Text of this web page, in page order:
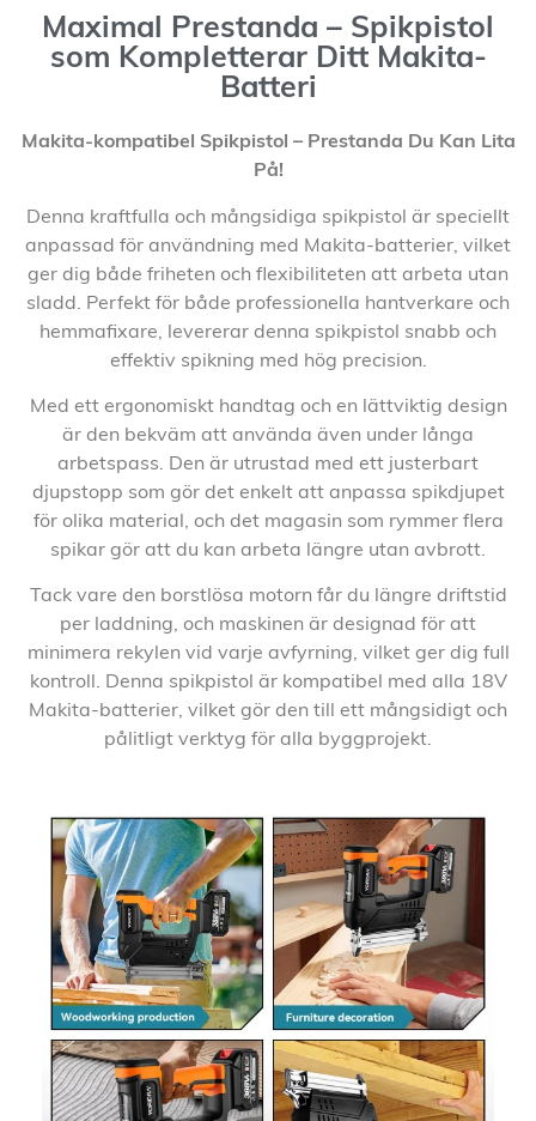
Maximal Prestanda – Spikpistol
som Kompletterar Ditt Makita-
Batteri
Makita-kompatibel Spikpistol – Prestanda Du Kan Lita
På!
Denna kraftfulla och mångsidiga spikpistol är speciellt
anpassad för användning med Makita-batterier, vilket
ger dig både friheten och flexibiliteten att arbeta utan
sladd. Perfekt för både professionella hantverkare och
hemmafixare, levererar denna spikpistol snabb och
effektiv spikning med hög precision.
Med ett ergonomiskt handtag och en lättviktig design
är den bekväm att använda även under långa
arbetspass. Den är utrustad med ett justerbart
djupstopp som gör det enkelt att anpassa spikdjupet
för olika material, och det magasin som rymmer flera
spikar gör att du kan arbeta längre utan avbrott.
Tack vare den borstlösa motorn får du längre driftstid
per laddning, och maskinen är designad för att
minimera rekylen vid varje avfyrning, vilket ger dig full
kontroll. Denna spikpistol är kompatibel med alla 18V
Makita-batterier, vilket gör den till ett mångsidigt och
pålitligt verktyg för alla byggprojekt.